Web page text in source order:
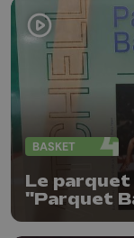
BASKET
Le parquet
"Parquet